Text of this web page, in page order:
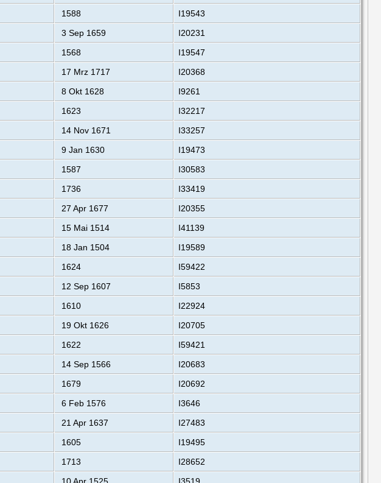
1588
I19543
3 Sep 1659
I20231
1568
I19547
17 Mrz 1717
I20368
8 Okt 1628
I9261
1623
I32217
14 Nov 1671
I33257
9 Jan 1630
I19473
1587
I30583
1736
I33419
27 Apr 1677
I20355
15 Mai 1514
I41139
18 Jan 1504
I19589
1624
I59422
12 Sep 1607
I5853
1610
I22924
19 Okt 1626
I20705
1622
I59421
14 Sep 1566
I20683
1679
I20692
6 Feb 1576
I3646
21 Apr 1637
I27483
1605
I19495
1713
I28652